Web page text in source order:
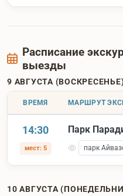
Расписание
выезды
9 АВГУСТА
ВРЕМЯ МАРШРУТ
14:30
мест: 5
Парк
парк
10 АВГУСТА